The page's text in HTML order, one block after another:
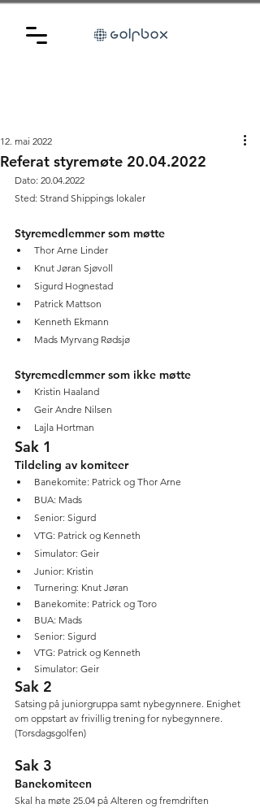
Referat styremøte 20.04.2022
12. mai 2022
Dato: 20.04.2022
Sted: Strand Shippings lokaler
Styremedlemmer som møtte
Thor Arne Linder
Knut Jøran Sjøvoll
Sigurd Hognestad
Patrick Mattson
Kenneth Ekmann
Mads Myrvang Rødsjø
Styremedlemmer som ikke møtte
Kristin Haaland
Geir Andre Nilsen
Lajla Hortman
Sak 1
Tildeling av komiteer
Banekomite: Patrick og Thor Arne
BUA: Mads
Senior: Sigurd
VTG: Patrick og Kenneth
Simulator: Geir
Junior: Kristin
Turnering: Knut Jøran
Banekomite: Patrick og Toro
BUA: Mads
Senior: Sigurd
VTG: Patrick og Kenneth
Simulator: Geir
Sak 2
Satsing på juniorgruppa samt nybegynnere. Enighet
om oppstart av frivillig trening for nybegynnere.
(Torsdagsgolfen)
Sak 3
Banekomiteen
Skal ha møte 25.04 på Alteren og fremdriften